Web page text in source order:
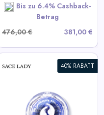
Bis zu 6.4% Cashback-
Betrag
476,00 €
381,00 €
40% RABATT